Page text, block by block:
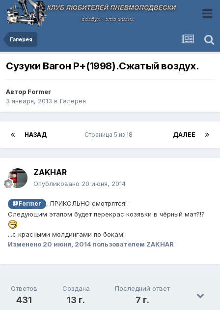
Галерея
Сузуки Вагон Р+(1998).Сжатый воздух.
Автор Former
3 января, 2013 в Галерея
НАЗАД ДАЛЕЕ
Страница 5 из 18
ZAKHAR
Опубликовано 20 июня, 2014
@Former
, ПРИКОЛЬНО смотрятся!
Следующим этапом будет перекрас козявки в чёрный мат?!?
...с красными молдингами по бокам!
Изменено 20 июня, 2014 пользователем ZAKHAR
Ответов
431
Создана
13 г.
Последний ответ
7 г.